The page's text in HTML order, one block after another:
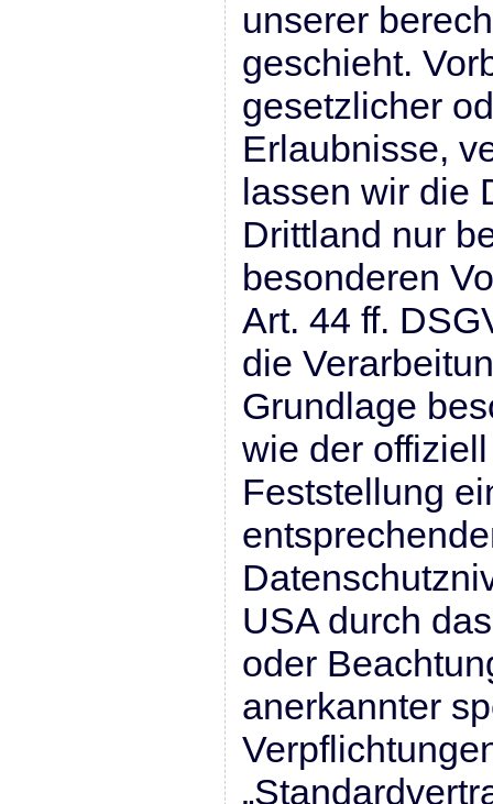
unserer
geschieht.
gesetzlicher
Erlaubnisse,
lassen wir die
Drittland nur
besonderen
Art. 44 ff.
die
Grundlage
wie der
Feststellung
USA durch
oder
anerkannter